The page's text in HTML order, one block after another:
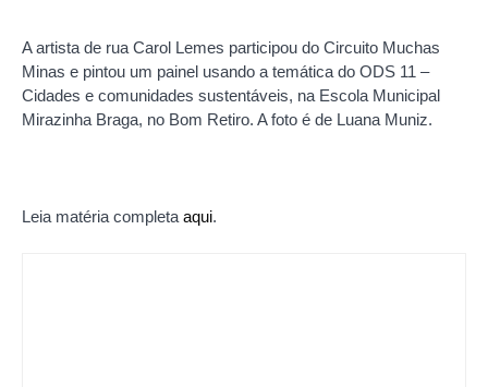
A artista de rua Carol Lemes participou do Circuito Muchas
Minas e pintou um painel usando a temática do ODS 11 –
Cidades e comunidades sustentáveis, na Escola Municipal
Mirazinha Braga, no Bom Retiro. A foto é de Luana Muniz.
Leia matéria completa aqui.